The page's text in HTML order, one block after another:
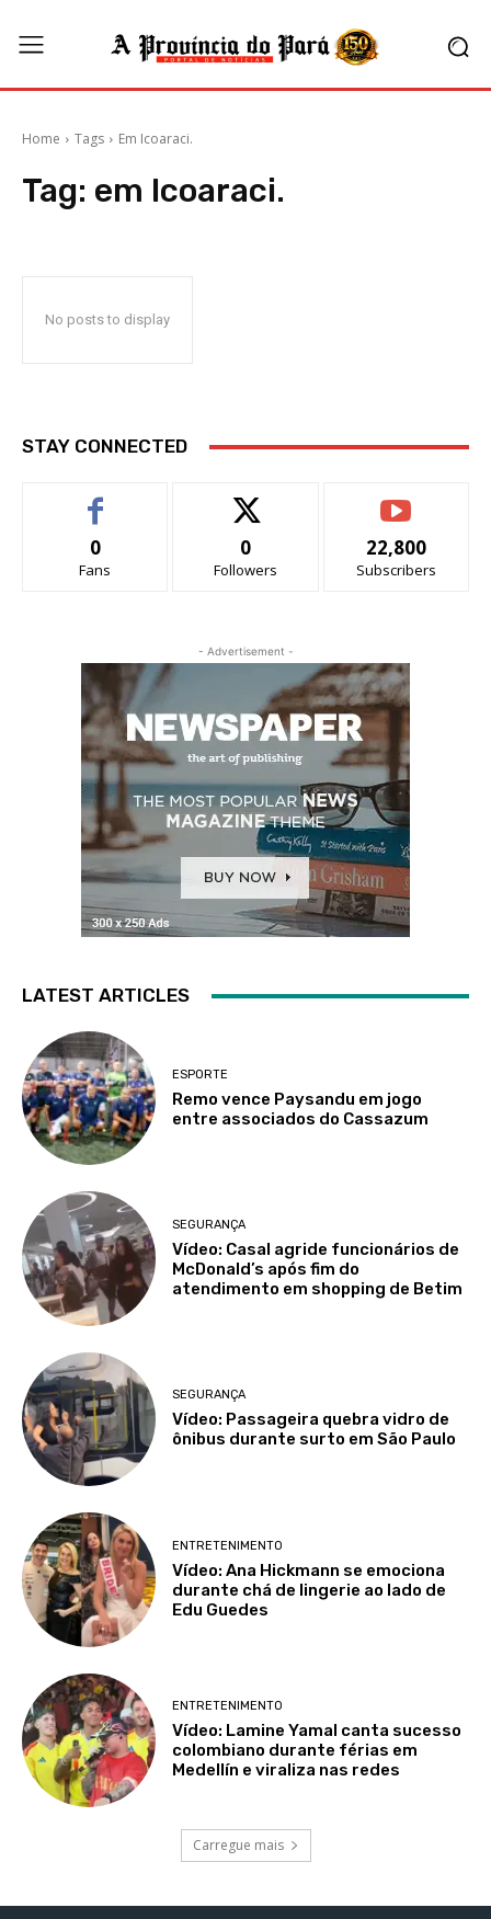
Home Tags Em Icoaraci.
Tag: em Icoaraci.
No posts to display
STAY CONNECTED
0
Fans
0
Followers
22,800
Subscribers
- Advertisement -
LATEST ARTICLES
ESPORTE
Remo vence Paysandu em jogo
entre associados do Cassazum
SEGURANÇA
Vídeo: Casal agride funcionários de
McDonald’s após fim do
atendimento em shopping de Betim
SEGURANÇA
Vídeo: Passageira quebra vidro de
ônibus durante surto em São Paulo
ENTRETENIMENTO
Vídeo: Ana Hickmann se emociona
durante chá de lingerie ao lado de
Edu Guedes
ENTRETENIMENTO
Vídeo: Lamine Yamal canta sucesso
colombiano durante férias em
Medellín e viraliza nas redes
Carregue mais